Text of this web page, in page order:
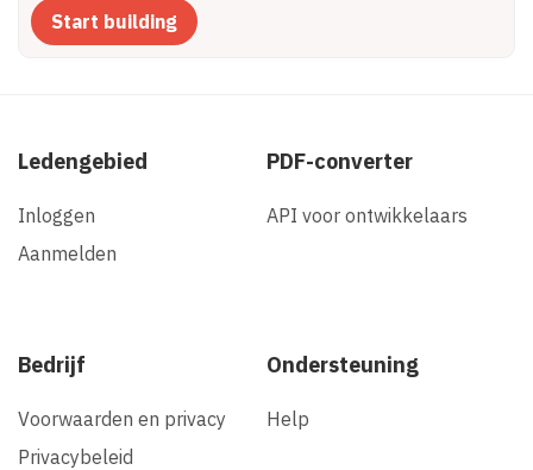
Start building
Ledengebied
Inloggen
Aanmelden
PDF-converter
API voor ontwikkelaars
Bedrijf
Voorwaarden en privacy
Privacybeleid
Ondersteuning
Help